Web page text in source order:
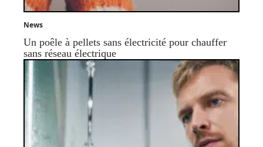
News
Un poêle à pellets sans électricité pour chauffer
sans réseau électrique